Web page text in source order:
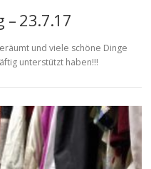
– 23.7.17
und viele schöne Dinge
unterstützt haben!!!